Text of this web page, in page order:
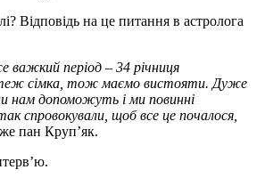
Відповідь на це питання в астролога
важкий період – 34 річниця
сімка, тож маємо вистояти. Дуже
нам допоможуть і ми повинні
спровокували, щоб все це почалося,
пан Круп’як.